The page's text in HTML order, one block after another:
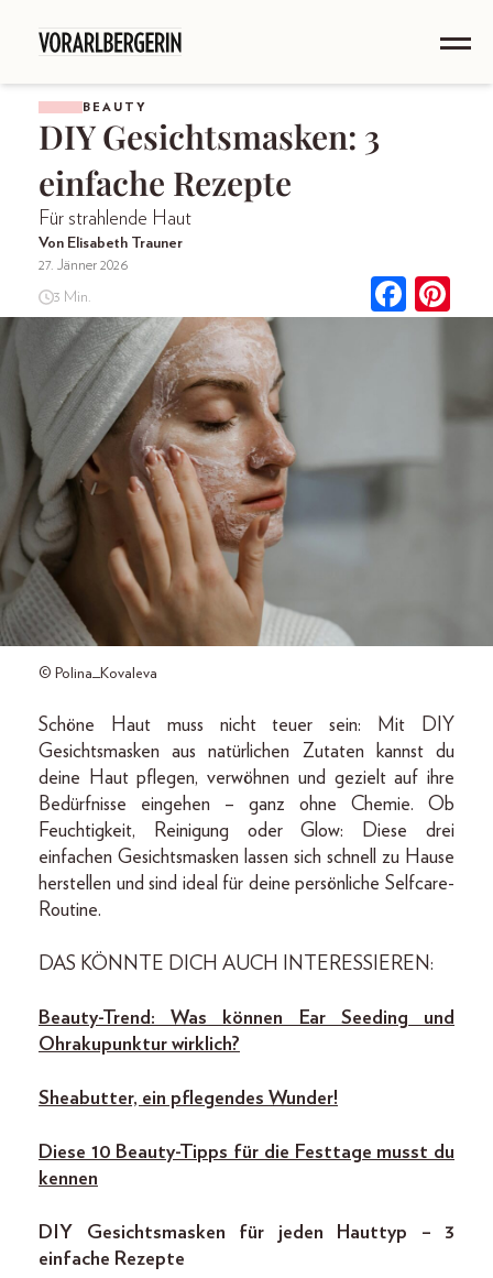
BEAUTY
DIY Gesichtsmasken: 3
einfache Rezepte
Für strahlende Haut
Von Elisabeth Trauner
27. Jänner 2026
3 Min.
© Polina_Kovaleva
Schöne Haut muss nicht teuer sein: Mit DIY
Gesichtsmasken aus natürlichen Zutaten kannst du
deine Haut pflegen, verwöhnen und gezielt auf ihre
Bedürfnisse eingehen – ganz ohne Chemie. Ob
Feuchtigkeit, Reinigung oder Glow: Diese drei
einfachen Gesichtsmasken lassen sich schnell zu Hause
herstellen und sind ideal für deine persönliche Selfcare-
Routine.
DAS KÖNNTE DICH AUCH INTERESSIEREN:
Beauty-Trend: Was können Ear Seeding und
Ohrakupunktur wirklich?
Sheabutter, ein pflegendes Wunder!
Diese 10 Beauty-Tipps für die Festtage musst du
kennen
DIY Gesichtsmasken für jeden Hauttyp – 3
einfache Rezepte